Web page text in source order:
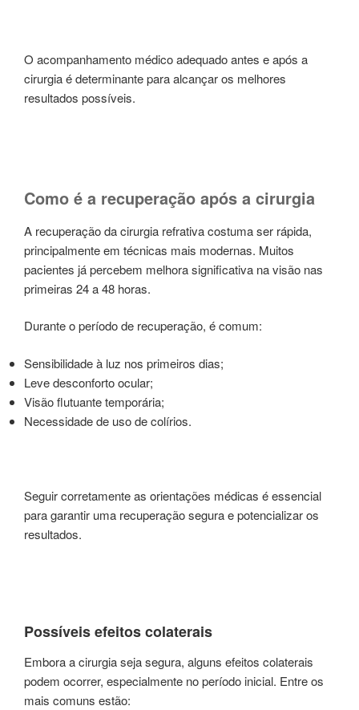
O acompanhamento médico adequado antes e após a
cirurgia é determinante para alcançar os melhores
resultados possíveis.
Como é a recuperação após a cirurgia
A recuperação da cirurgia refrativa costuma ser rápida,
principalmente em técnicas mais modernas. Muitos
pacientes já percebem melhora significativa na visão nas
primeiras 24 a 48 horas.
Durante o período de recuperação, é comum:
Sensibilidade à luz nos primeiros dias;
Leve desconforto ocular;
Visão flutuante temporária;
Necessidade de uso de colírios.
Seguir corretamente as orientações médicas é essencial
para garantir uma recuperação segura e potencializar os
resultados.
Possíveis efeitos colaterais
Embora a cirurgia seja segura, alguns efeitos colaterais
podem ocorrer, especialmente no período inicial. Entre os
mais comuns estão: